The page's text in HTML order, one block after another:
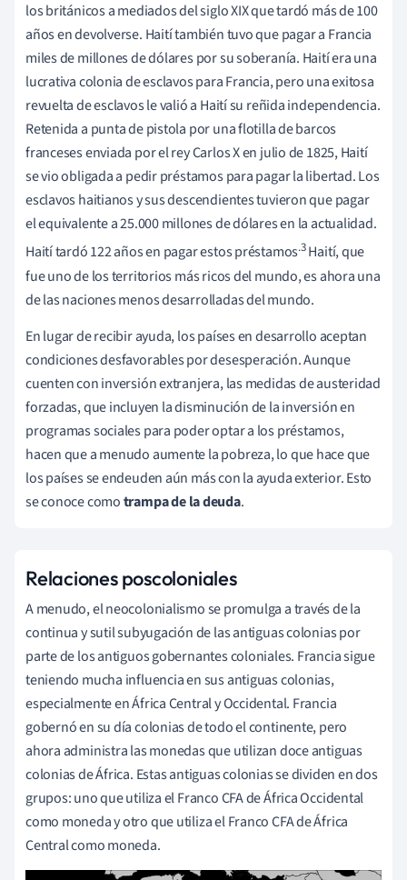
los británicos a mediados del siglo XIX que tardó más de 100
años en devolverse. Haití también tuvo que pagar a Francia
miles de millones de dólares por su soberanía. Haití era una
lucrativa colonia de esclavos para Francia, pero una exitosa
revuelta de esclavos le valió a Haití su reñida independencia.
Retenida a punta de pistola por una flotilla de barcos
franceses enviada por el rey Carlos X en julio de 1825, Haití
se vio obligada a pedir préstamos para pagar la libertad. Los
esclavos haitianos y sus descendientes tuvieron que pagar
el equivalente a 25.000 millones de dólares en la actualidad.
Haití tardó 122 años en pagar estos préstamos.3Haití, que
fue uno de los territorios más ricos del mundo, es ahora una
de las naciones menos desarrolladas del mundo.
En lugar de recibir ayuda, los países en desarrollo aceptan
condiciones desfavorables por desesperación. Aunque
cuenten con inversión extranjera, las medidas de austeridad
forzadas, que incluyen la disminución de la inversión en
programas sociales para poder optar a los préstamos,
hacen que a menudo aumente la pobreza, lo que hace que
los países se endeuden aún más con la ayuda exterior. Esto
se conoce comotrampa de la deuda.
Relaciones poscoloniales
A menudo, el neocolonialismo se promulga a través de la
continua y sutil subyugación de las antiguas colonias por
parte de los antiguos gobernantes coloniales. Francia sigue
teniendo mucha influencia en sus antiguas colonias,
especialmente en África Central y Occidental. Francia
gobernó en su día colonias de todo el continente, pero
ahora administra las monedas que utilizan doce antiguas
colonias de África. Estas antiguas colonias se dividen en dos
grupos: uno que utiliza el Franco CFA de África Occidental
como moneda y otro que utiliza el Franco CFA de África
Central como moneda.